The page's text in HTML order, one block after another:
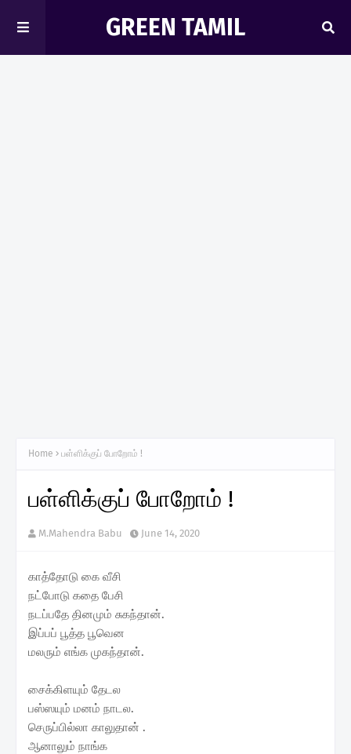
GREEN TAMIL
Home பள்ளிக்குப் போறோம் !
பள்ளிக்குப் போறோம் !
M.Mahendra Babu June 14, 2020
காத்தோடு கை வீசி
நட்போடு கதை பேசி
நடப்பதே தினமும் சுகந்தான்.
இப்பப் பூத்த பூவென
மலரும் எங்க முகந்தான்.
சைக்கிளயும் தேடல
பஸ்ஸயும் மனம் நாடல.
செருப்பில்லா காலுதான் .
ஆனாலும் நாங்க